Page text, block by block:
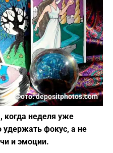
Фото: depositphotos.com
когда неделя уже
удержать фокус, а не
и эмоции.